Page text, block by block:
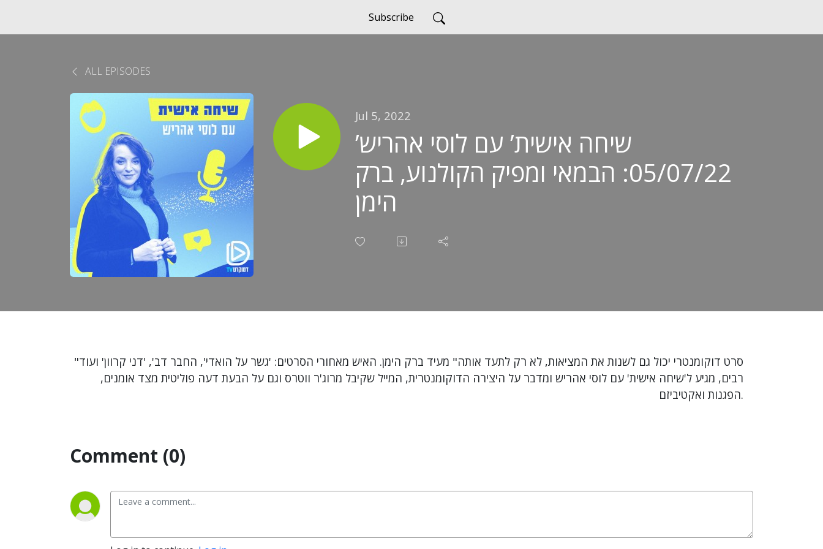
Subscribe
ALL EPISODES
Jul 5, 2022
’שיחה אישית’ עם לוסי אהריש
05/07/22: הבמאי ומפיק הקולנוע, ברק
הימן
"סרט דוקומנטרי יכול גם לשנות את המציאות, לא רק לתעד אותה" מעיד ברק הימן. האיש מאחורי הסרטים: 'גשר על הואדי', החבר דב', 'דני קרוון' ועוד
רבים, מגיע ל'שיחה אישית' עם לוסי אהריש ומדבר על היצירה הדוקומנטרית, המייל שקיבל מרוג'ר ווטרס וגם על הבעת דעה פוליטית מצד אומנים,
הפגנות ואקטיביזם.
Comment (0)